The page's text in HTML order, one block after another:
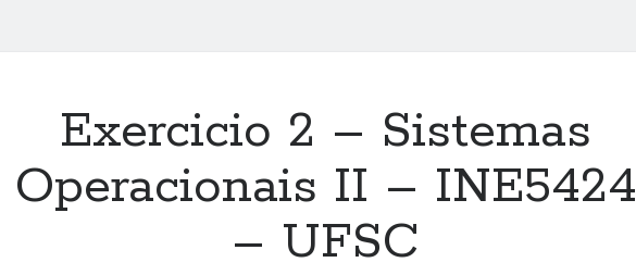
Exercicio 2 – Sistemas
Operacionais II – INE5424
– UFSC